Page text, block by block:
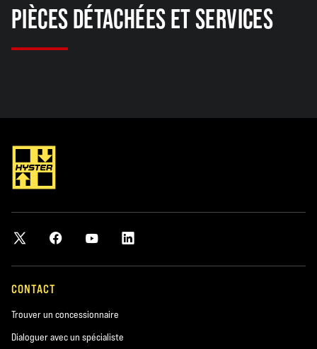
PIÈCES DÉTACHÉES ET SERVICES
CONTACT
Trouver un concessionnaire
Dialoguer avec un spécialiste